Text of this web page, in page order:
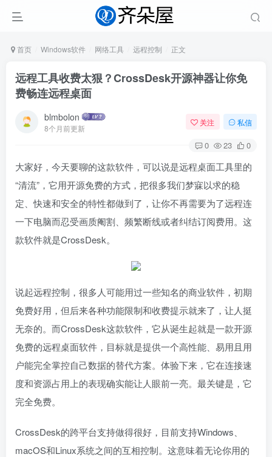
首页 Windows软件 网络工具 远程控制 正文
远程工具收费太狠？CrossDesk开源神器让你免
费畅连远程桌面
blmbolon
8个月前更新
关注 私信
0 23 0
大家好，今天要聊的这款软件，可以说是远程桌面工具里的
“清流”，它用开源免费的方式，把很多我们梦寐以求的稳
定、快速和安全的特性都做到了，让你不再需要为了远程连
一下电脑而忍受画质阉割、频繁断线或者纠结订阅费用。这
款软件就是CrossDesk。
说起远程控制，很多人可能用过一些知名的商业软件，初期
免费好用，但后来各种功能限制和收费提示就来了，让人挺
无奈的。而CrossDesk这款软件，它从诞生起就是一款开源
免费的远程桌面软件，目标就是提供一个高性能、易用且用
户能完全掌控自己数据的替代方案。体验下来，它在连接速
度和资源占用上的表现确实能让人眼前一亮。最关键是，它
完全免费。
CrossDesk的跨平台支持做得很好，目前支持Windows、
macOS和Linux系统之间的互相控制。这意味着无论你用的